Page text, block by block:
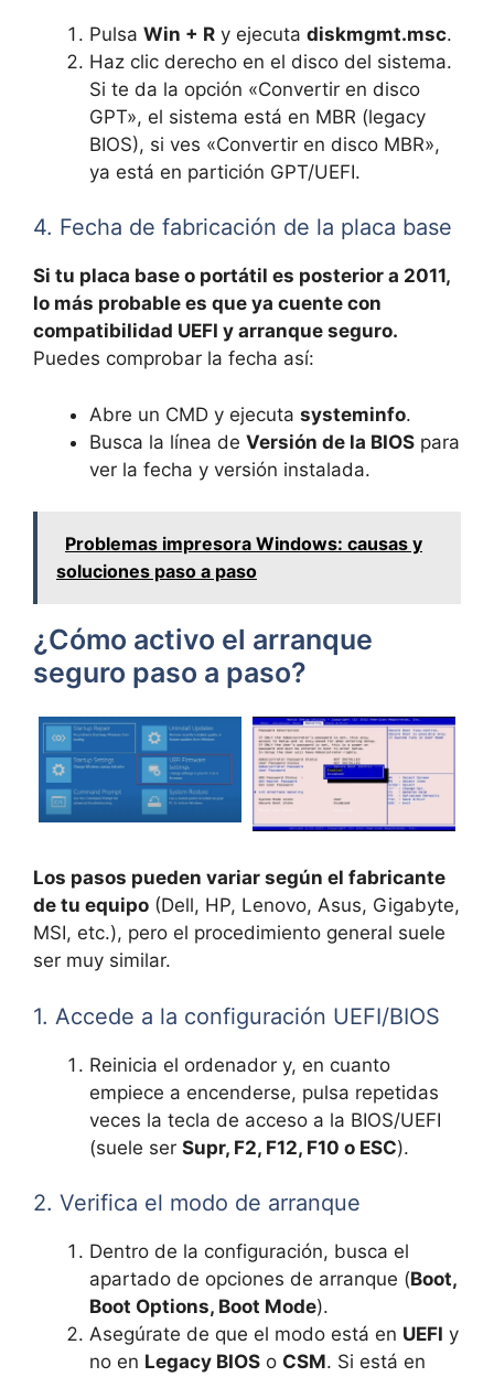
Pulsa Win + R y ejecuta diskmgmt.msc.
Haz clic derecho en el disco del sistema.
Si te da la opción «Convertir en disco
GPT», el sistema está en MBR (legacy
BIOS), si ves «Convertir en disco MBR»,
ya está en partición GPT/UEFI.
4. Fecha de fabricación de la placa base
Si tu placa base o portátil es posterior a 2011,
lo más probable es que ya cuente con
compatibilidad UEFI y arranque seguro.
Puedes comprobar la fecha así:
Abre un CMD y ejecuta systeminfo.
Busca la línea de Versión de la BIOS para
ver la fecha y versión instalada.
Problemas impresora Windows: causas y
soluciones paso a paso
¿Cómo activo el arranque
seguro paso a paso?
Los pasos pueden variar según el fabricante
de tu equipo (Dell, HP, Lenovo, Asus, Gigabyte,
MSI, etc.), pero el procedimiento general suele
ser muy similar.
1. Accede a la configuración UEFI/BIOS
Reinicia el ordenador y, en cuanto
empiece a encenderse, pulsa repetidas
veces la tecla de acceso a la BIOS/UEFI
(suele ser Supr, F2, F12, F10 o ESC).
2. Verifica el modo de arranque
Dentro de la configuración, busca el
apartado de opciones de arranque (Boot,
Boot Options, Boot Mode).
Asegúrate de que el modo está en UEFI y
no en Legacy BIOS o CSM. Si está en